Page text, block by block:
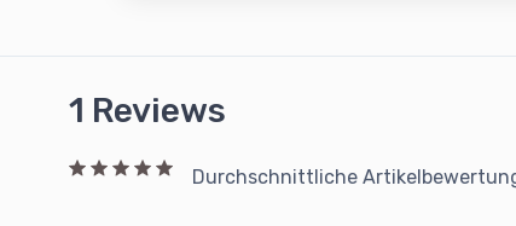
1 Reviews
Durchschnittliche